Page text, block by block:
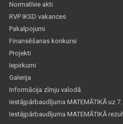
Normatīvie akti
RVP IKSD vakances
Pakalpojumi
Finansēšanas konkursi
Projekti
Iepirkumi
Galerija
Informācija zīmju valodā
Iestājpārbaudījuma MATEMĀTIKĀ uz
Iestājpārbaudījuma MATEMĀTIKĀ